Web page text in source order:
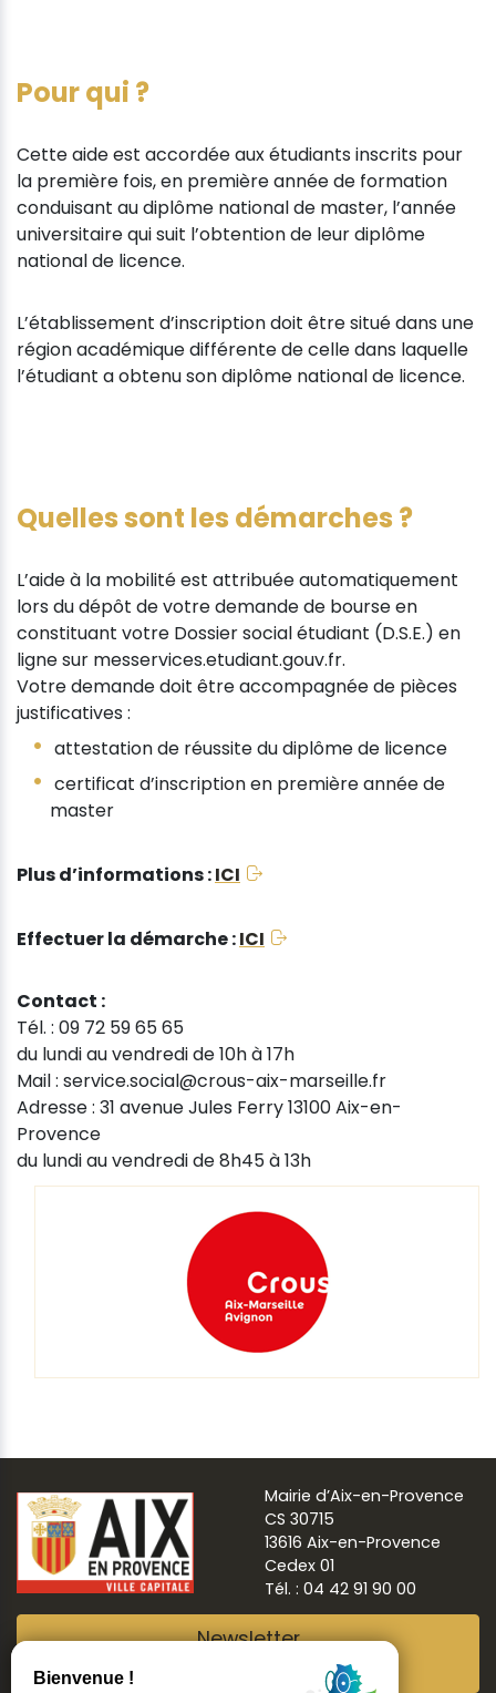
Pour qui ?
Cette aide est accordée aux étudiants inscrits pour
la première fois, en première année de formation
conduisant au diplôme national de master, l’année
universitaire qui suit l’obtention de leur diplôme
national de licence.
L’établissement d’inscription doit être situé dans une
région académique différente de celle dans laquelle
l’étudiant a obtenu son diplôme national de licence.
Quelles sont les démarches ?
L’aide à la mobilité est attribuée automatiquement
lors du dépôt de votre demande de bourse en
constituant votre Dossier social étudiant (D.S.E.) en
ligne sur messervices.etudiant.gouv.fr.
Votre demande doit être accompagnée de pièces
justificatives :
attestation de réussite du diplôme de licence
certificat d’inscription en première année de
master
Plus d’informations :ICI
Effectuer la démarche :ICI
Contact :
Tél. : 09 72 59 65 65
du lundi au vendredi de 10h à 17h
Mail : service.social@crous-aix-marseille.fr
Adresse : 31 avenue Jules Ferry 13100 Aix-en-
Provence
du lundi au vendredi de 8h45 à 13h
Mairie d’Aix-en-Provence
CS 30715
13616 Aix-en-Provence
Cedex 01
Tél. : 04 42 91 90 00
Newsletter